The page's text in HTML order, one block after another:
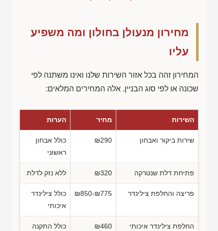
מחירון מנעולן בחולון ומה משפיע
עליו
המחירון זהה בכל אזור השירות שלנו ואינו משתנה לפי
שכונה או לפי סוג הבניין. אלה המחירים המלאים:
השירות מחיר הערות
שירות ביקור ואבחון ₪290
כולל אבחון
ראשוני
פתיחת דלת שנטרקה ₪320 ללא נזק לדלת
פריצה והחלפת צילינדר ₪850-₪775
כולל צילינדר
איכותי
החלפת צילינדר איכותי ₪460 כולל התקנה